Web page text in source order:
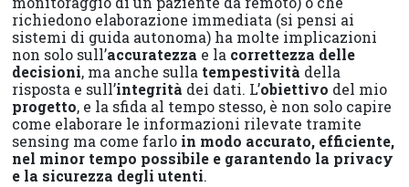
richiedono elaborazione immediata (si pensi ai
sistemi di guida autonoma) ha molte implicazioni
non solo sull’accuratezza e la correttezza delle
decisioni, ma anche sulla tempestività della
risposta e sull’integrità dei dati. L’obiettivo del mio
progetto, e la sfida al tempo stesso, è non solo capire
come elaborare le informazioni rilevate tramite
sensing ma come farlo in modo accurato, efficiente,
nel minor tempo possibile e garantendo la privacy
e la sicurezza degli utenti.